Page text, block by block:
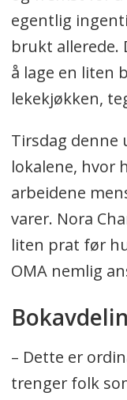
egentlig
brukt allerede.
å lage en liten
lekekjøkken,
Tirsdag denne
lokalene, hvor
arbeidene
varer. Nora
liten prat før
OMA nemlig
– Dette er
trenger folk